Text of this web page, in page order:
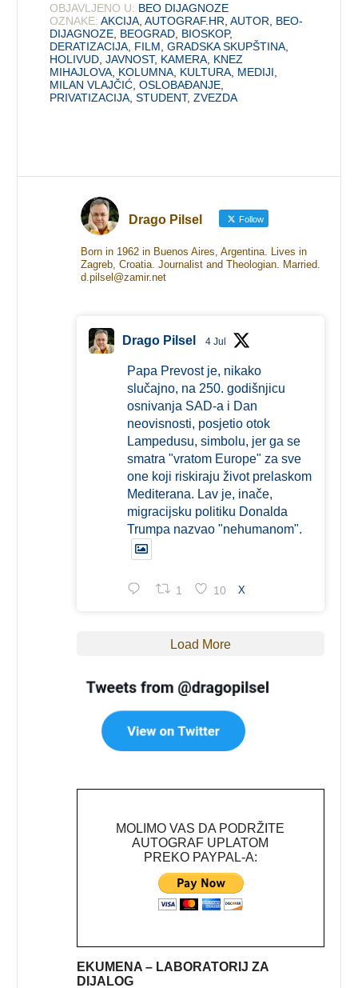
OBJAVLJENO U: BEO DIJAGNOZE
OZNAKE: AKCIJA ,AUTOGRAF.HR ,AUTOR
BEO-
DIJAGNOZE BEOGRAD BIOSKOP,
DERATIZACIJA FILM ,GRADSKA SKUPŠTINA
HOLIVUD ,JAVNOST, KAMERA KNEZ
MIHAJLOVA KOLUMNA KULTURA MEDIJI
MILAN VLAJČIĆ ,OSLOBAĐANJE
PRIVATIZACIJA ,STUDENT,ZVEZDA
Drago Pilsel Follow
Born in 1962 in Buenos Aires, Argentina. Lives in
Zagreb, Croatia. Journalist and Theologian. Married.
d.pilsel@zamir.net
Drago Pilsel 4 Jul
Papa Prevost je, nikako
slučajno, na 250. godišnjicu
osnivanja SAD-a i Dan
neovisnosti, posjetio otok
Lampedusu, simbolu, jer ga se
smatra "vratom Europe" za sve
one koji riskiraju život prelaskom
Mediterana. Lav je, inače,
migracijsku politiku Donalda
Trumpa nazvao "nehumanom".
1 10 X
Load More
MOLIMO VAS DA PODRŽITE
AUTOGRAF UPLATOM
PREKO PAYPAL-A:
EKUMENA – LABORATORIJ ZA
DIJALOG